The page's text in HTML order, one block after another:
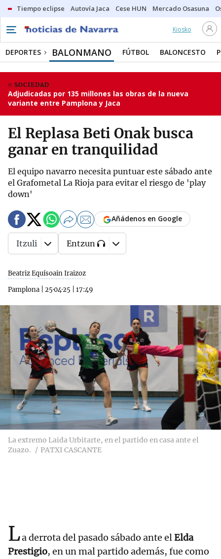
Tiempo eclipse Autovía Jaca Cese HUN Mercado Osasuna
Kiosko
DEPORTES BALONMANO FÚTBOL BALONCESTO
SOCIEDAD
Adjudicadas por 135 millones las obras de la nueva
variante entre Pamplona y Jaca
El Replasa Beti Onak busca
ganar en tranquilidad
El equipo navarro necesita puntuar este sábado ante
el Grafometal La Rioja para evitar el riesgo de 'play
down'
Beatriz Equísoain Iraizoz
Pamplona
25·04·25 17:49
Añádenos en Google
Itzuli Entzun
La extremo Laida Urbitarte, en el partido en casa ante el
Zuazo.
PATXI CASCANTE
La derrota del pasado sábado ante elElda
Prestigio, en un mal partido además, fue como